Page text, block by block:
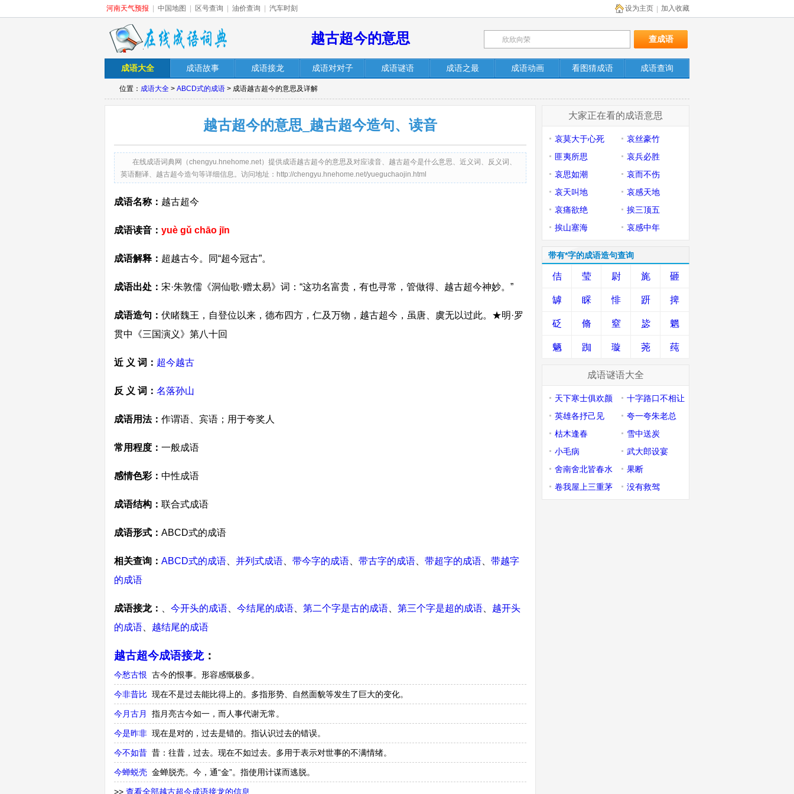
河南天气预报 中国地图 区号查询 油价查询 汽车时刻 加入收藏
设为主页
越古超今的意思
成语大全 成语故事 成语接龙 成语对对子 成语谜语 成语之最 成语动画 看图猜成语 成语查询
位置： 成语大全 > ABCD式的成语 > 成语越古超今的意思及详解
越古超今的意思_越古超今造句、读音
在线成语词典网（chengyu.hnehome.net）提供成语越古超今的意思及对应读音、越古超今是什么意思、近义词、反义词、
英语翻译、越古超今造句等详细信息。访问地址：http://chengyu.hnehome.net/yueguchaojin.html
成语名称： 越古超今
成语读音： yuè gǔ chāo jīn
成语解释： 超越古今。同“超今冠古”。
成语出处： 宋·朱敦儒《洞仙歌·赠太易》词：“这功名富贵，有也寻常，管做得、越古超今神妙。”
成语造句： 伏睹魏王，自登位以来，德布四方，仁及万物，越古超今，虽唐、虞无以过此。★明·罗
贯中《三国演义》第八十回
近 义 词： 超今越古
反 义 词： 名落孙山
成语用法： 作谓语、宾语；用于夸奖人
常用程度： 一般成语
感情色彩： 中性成语
成语结构： 联合式成语
成语形式： ABCD式的成语
相关查询： ABCD式的成语 并列式成语 带今字的成语 带古字的成语 带超字的成语
带越字
的成语
成语接龙： 今开头的成语 今结尾的成语 第二个字是古的成语 第三个字是超的成语
越开头
的成语
越结尾的成语
越古超今成语接龙：
今愁古恨 古今的恨事。形容感慨极多。
今非昔比 现在不是过去能比得上的。多指形势、自然面貌等发生了巨大的变化。
今月古月 指月亮古今如一，而人事代谢无常。
今是昨非 现在是对的，过去是错的。指认识过去的错误。
今不如昔 昔：往昔，过去。现在不如过去。多用于表示对世事的不满情绪。
今蝉蜕壳 金蝉脱壳。今，通“金”。指使用计谋而逃脱。
>> 查看全部越古超今成语接龙的信息
大家正在看的成语意思
哀莫大于心死
哀丝豪竹
匪夷所思
哀兵必胜
哀思如潮
哀而不伤
哀天叫地
哀感天地
哀痛欲绝
挨三顶五
挨山塞海
哀感中年
带有*字的成语造句查询
佶 莹 尉 旄 砸
罅 睬 悱 趼 捭
砭 脩 窒 毖 魍
魉 踟 璇 荛 莼
成语谜语大全
天下寒士俱欢颜
十字路口不相让
英雄各抒己见
夸一夸朱老总
枯木逢春
雪中送炭
小毛病
武大郎设宴
舍南舍北皆春水
果断
卷我屋上三重茅
没有救驾